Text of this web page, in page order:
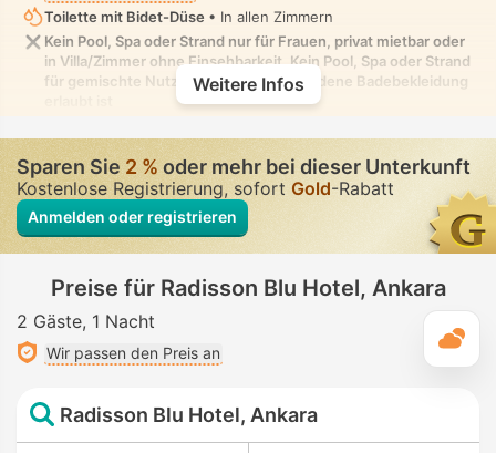
Toilette mit Bidet-Düse • In allen Zimmern
Kein Pool, Spa oder Strand nur für Frauen, privat mietbar oder
in Villa/Zimmer ohne Einsehbarkeit. Kein Pool, Spa oder Strand
für gemischte Nutzung, in dem bescheidene Badebekleidung
Weitere Infos
Sparen Sie2 %oder mehr bei dieser Unterkunft
Kostenlose Registrierung, sofort Gold-Rabatt
Anmelden oder registrieren
Preise für Radisson Blu Hotel, Ankara
2 Gäste 1 Nacht
Wir passen den Preis an
Radisson Blu Hotel, Ankara